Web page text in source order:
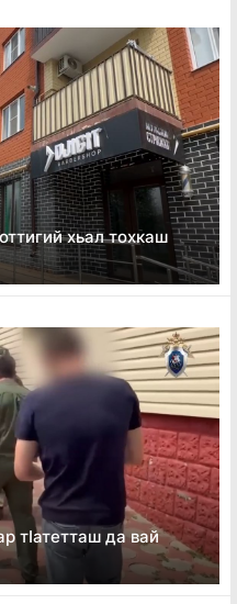
хьал тохкаш
тӏатетташ да вай